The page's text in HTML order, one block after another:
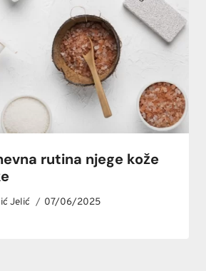
rutina njege kože
Jelić 07/06/2025